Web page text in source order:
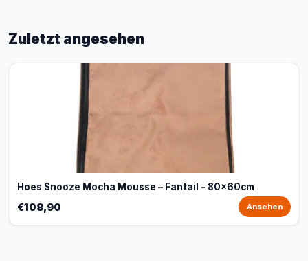
Zuletzt angesehen
Hoes Snooze Mocha Mousse – Fantail - 80x60cm
€108,90 Ansehen